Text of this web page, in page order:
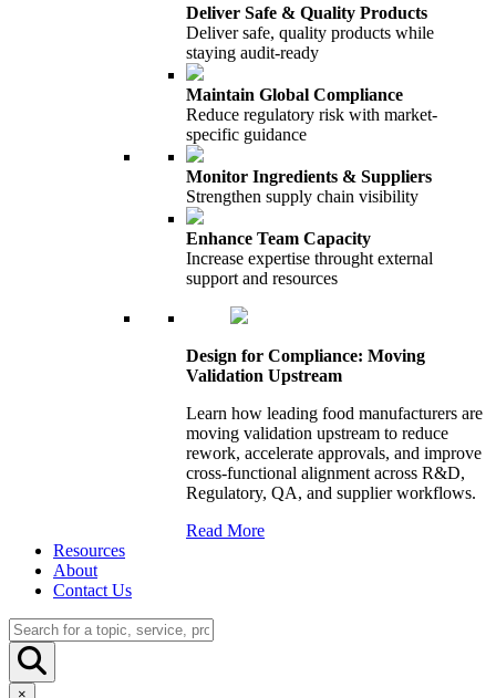
Deliver Safe & Quality Products
Deliver safe, quality products while
staying audit-ready
Maintain Global Compliance
Reduce regulatory risk with market-
specific guidance
Monitor Ingredients & Suppliers
Strengthen supply chain visibility
Enhance Team Capacity
Increase expertise throught external
support and resources
Design for Compliance: Moving
Validation Upstream
Learn how leading food manufacturers are
moving validation upstream to reduce
rework, accelerate approvals, and improve
cross-functional alignment across R&D,
Regulatory, QA, and supplier workflows.
Read More
Resources
About
Contact Us
×